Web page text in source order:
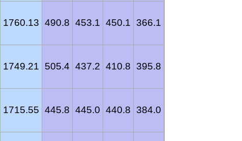
1760.13 490.8 453.1 450.1 366.1
1749.21 505.4 437.2 410.8 395.8
1715.55 445.8 445.0 440.8 384.0